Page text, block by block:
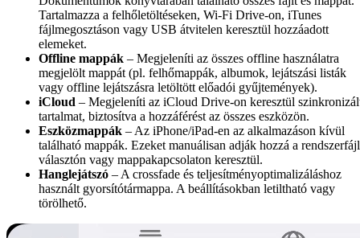
Tartalmazza a felhőletöltéseken, Wi-Fi Drive-on, iTunes
fájlmegosztáson vagy USB átvitelen keresztül hozzáadott
elemeket.
Offline mappák – Megjeleníti az összes offline használatra
megjelölt mappát (pl. felhőmappák, albumok, lejátszási listák
vagy offline lejátszásra letöltött előadói gyűjtemények).
iCloud – Megjeleníti az iCloud Drive-on keresztül
tartalmat, biztosítva a hozzáférést az összes eszközön.
Eszközmappák – Az iPhone/iPad-en az alkalmazáson kívül
található mappák. Ezeket manuálisan adják hozzá a
választón vagy mappakapcsolaton keresztül.
Hanglejátszó – A crossfade és teljesítményoptimalizáláshoz
használt gyorsítótármappa. A beállításokban letiltható vagy
törölhető.